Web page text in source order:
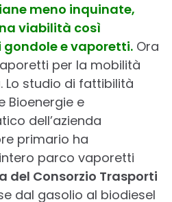
meno inquinate,
viabilità così
e vaporetti. Ora
per la mobilità
Lo studio di fattibilità
Bioenergie e
dell’azienda
primario ha
parco vaporetti
del Consorzio Trasporti
dal gasolio al biodiesel